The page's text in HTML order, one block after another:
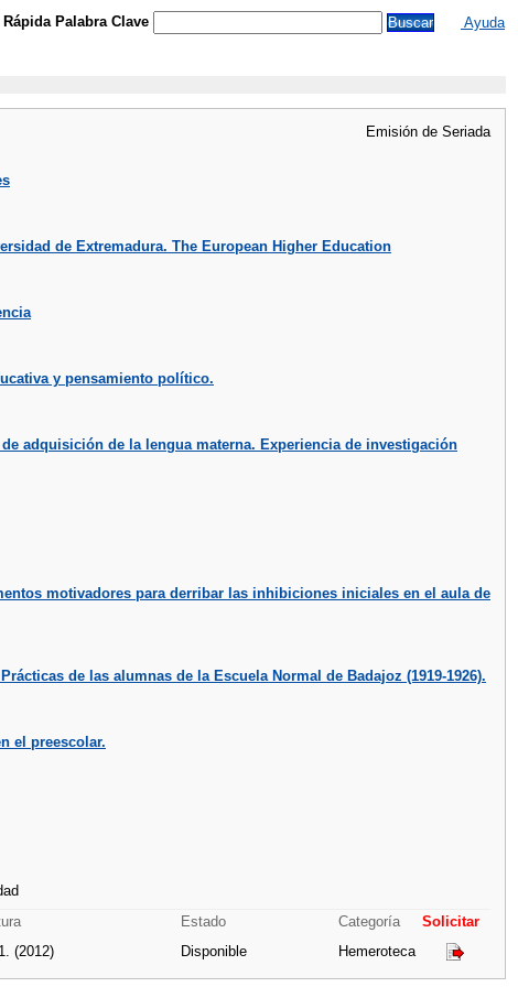
Palabra Clave Ayuda
Emisión de Seriada
de Extremadura. The European Higher Education
y pensamiento político.
adquisición de la lengua materna. Experiencia de investigación
motivadores para derribar las inhibiciones iniciales en el aula de
de las alumnas de la Escuela Normal de Badajoz (1919-1926).
el preescolar.
Estado Categoría
Solicitar
(2012) Disponible Hemeroteca